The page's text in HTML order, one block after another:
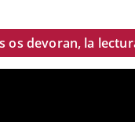
os devoran, la